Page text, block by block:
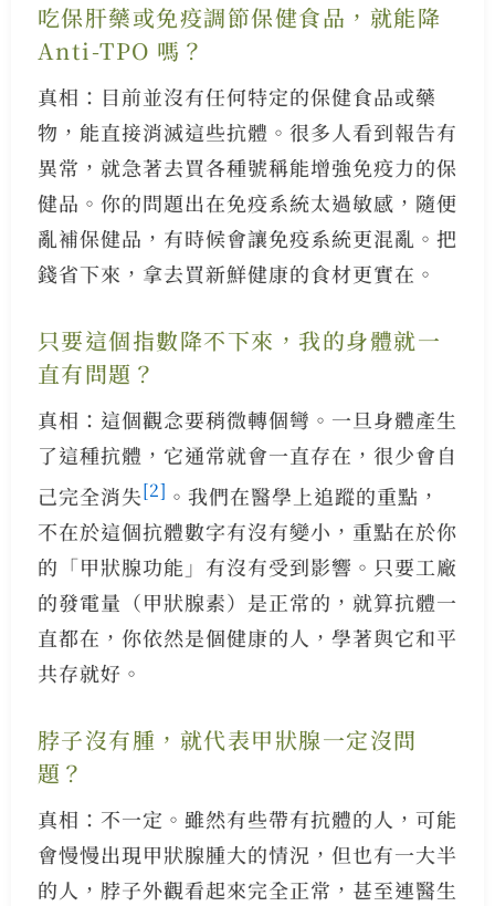
吃保肝藥或免疫調節保健食品，就能降
Anti-TPO 嗎？
真相：目前並沒有任何特定的保健食品或藥
物，能直接消滅這些抗體。很多人看到報告有
異常，就急著去買各種號稱能增強免疫力的保
健品。你的問題出在免疫系統太過敏感，隨便
亂補保健品，有時候會讓免疫系統更混亂。把
錢省下來，拿去買新鮮健康的食材更實在。
只要這個指數降不下來，我的身體就一
直有問題？
真相：這個觀念要稍微轉個彎。一旦身體產生
了這種抗體，它通常就會一直存在，很少會自
己完全消失[2] 。我們在醫學上追蹤的重點，
不在於這個抗體數字有沒有變小，重點在於你
的「甲狀腺功能」有沒有受到影響。只要工廠
的發電量（甲狀腺素）是正常的，就算抗體一
直都在，你依然是個健康的人，學著與它和平
共存就好。
脖子沒有腫，就代表甲狀腺一定沒問
題？
真相：不一定。雖然有些帶有抗體的人，可能
會慢慢出現甲狀腺腫大的情況，但也有一大半
的人，脖子外觀看起來完全正常，甚至連醫生